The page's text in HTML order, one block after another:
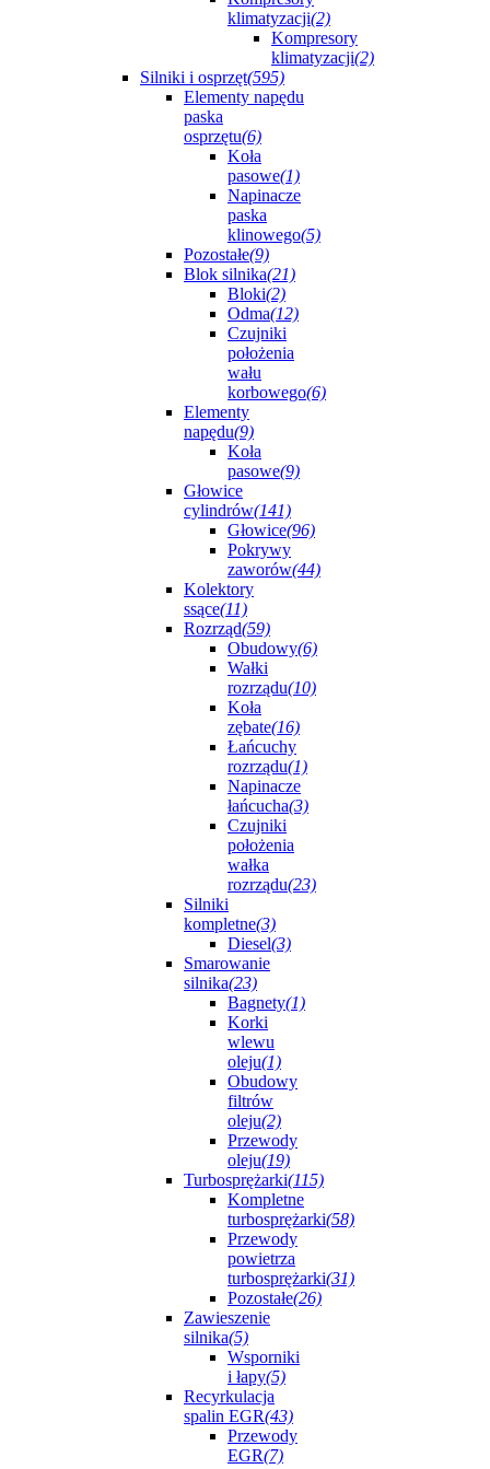
klimatyzacji(2)
Kompresory
klimatyzacji(2)
Silniki i osprzęt(595)
Elementy napędu
paska
osprzętu(6)
Koła
pasowe(1)
Napinacze
paska
klinowego(5)
Pozostałe(9)
Blok silnika(21)
Bloki(2)
Odma(12)
Czujniki
położenia
wału
korbowego(6)
Elementy
napędu(9)
Koła
pasowe(9)
Głowice
cylindrów(141)
Głowice(96)
Pokrywy
zaworów(44)
Kolektory
ssące(11)
Rozrząd(59)
Obudowy(6)
Wałki
rozrządu(10)
Koła
zębate(16)
Łańcuchy
rozrządu(1)
Napinacze
łańcucha(3)
Czujniki
położenia
wałka
rozrządu(23)
Silniki
kompletne(3)
Diesel(3)
Smarowanie
silnika(23)
Bagnety(1)
Korki
wlewu
oleju(1)
Obudowy
filtrów
oleju(2)
Przewody
oleju(19)
Turbosprężarki(115)
Kompletne
turbosprężarki(58)
Przewody
powietrza
turbosprężarki(31)
Pozostałe(26)
Zawieszenie
silnika(5)
Wsporniki
i łapy(5)
Recyrkulacja
spalin EGR(43)
Przewody
EGR(7)